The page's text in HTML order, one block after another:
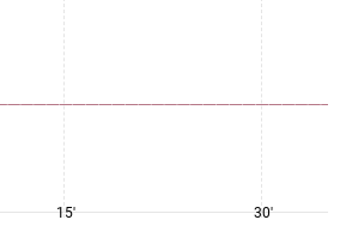
15' 30'